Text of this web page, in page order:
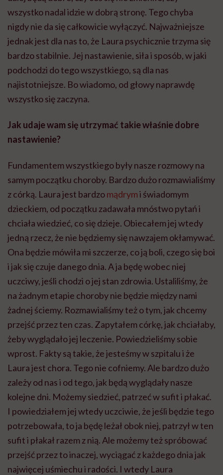
wszystko nadal idzie w dobrą stronę. Tego chyba
nigdy nie da się całkowicie wyłączyć. Najważniejsze
jednak jest dla nas to, że Laura psychicznie trzyma się
bardzo stabilnie. Jej nastawienie, siła i sposób, w jaki
podchodzi do tego wszystkiego, są dla nas
najistotniejsze. Bo wiadomo, od głowy naprawdę
wszystko się zaczyna.
Jak udaje wam się utrzymać takie właśnie dobre
nastawienie?
Fundamentem wszystkiego były nasze rozmowy na
samym początku choroby. Bardzo dużo rozmawialiśmy
z córką. Laura jest bardzomądrymi świadomym
dzieckiem, od początku zadawała mnóstwo pytań i
chciała wiedzieć, co się dzieje. Obiecałem jej wtedy
jedną rzecz, że nie będziemy się nawzajem okłamywać.
Ona będzie mówiła mi szczerze, co ją boli, czego się boi
i jak się czuje danego dnia. A ja będę wobec niej
uczciwy, jeśli chodzi o jej stan zdrowia. Ustaliliśmy, że
na żadnym etapie choroby nie będzie między nami
żadnej ściemy. Rozmawialiśmy też o tym, jak chcemy
przejść przez ten czas. Zapytałem córkę, jak chciałaby,
żeby wyglądało jej leczenie. Powiedzieliśmy sobie
wprost. Fakty są takie, że jesteśmy w szpitalu i że
Laura jest chora. Tego nie cofniemy. Ale bardzo dużo
zależy od nas i od tego, jak będą wyglądały nasze
kolejne dni. Możemy siedzieć, patrzeć w sufit i płakać.
I powiedziałem jej wtedy uczciwie, że jeśli będzie tego
potrzebowała, to ja będę leżał obok niej, patrzył w ten
sufit i płakał razem z nią. Ale możemy też spróbować
przejść przez to inaczej, wyciągać z każdego dnia jak
najwięcej uśmiechu i radości. I wtedy Laura